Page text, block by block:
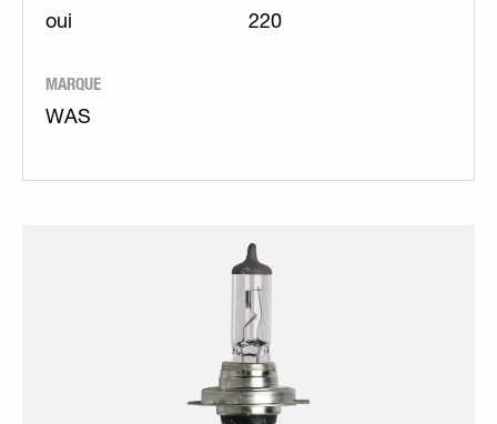
oui 220
MARQUE
WAS